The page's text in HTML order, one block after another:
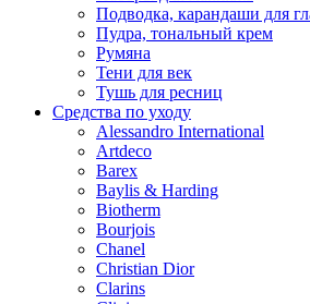
Подводка, карандаши для
Пудра, тональный крем
Румяна
Тени для век
Тушь для ресниц
Средства по уходу
Alessandro International
Artdeco
Barex
Baylis & Harding
Biotherm
Bourjois
Chanel
Christian Dior
Clarins